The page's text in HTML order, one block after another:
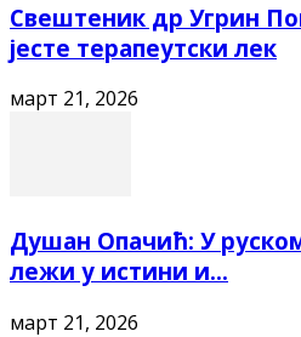
Свештеник др Угрин
јесте терапеутски лек
март 21, 2026
Душан Опачић: У
лежи у истини и...
март 21, 2026